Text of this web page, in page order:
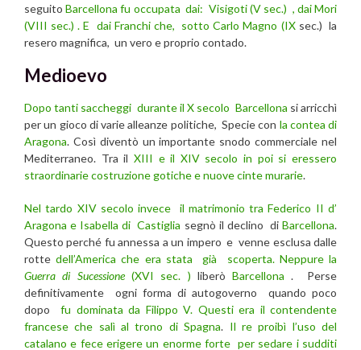
seguitoBarcellona fu occupata dai: Visigoti (V sec.) , dai Mori
(VIII sec.) . E dai Franchi che, sotto Carlo Magno (IXsec.) la
resero magnifica, un vero e proprio contado.
Medioevo
Dopo tanti saccheggi durante il X secolo Barcellona si arricchì
per un gioco di varie alleanze politiche, Specie con la contea di
Aragona. Così diventò un importante snodo commerciale nel
Mediterraneo. Tra il XIII e il XIV secolo in poi si eressero
straordinarie costruzione gotiche e nuove cinte murarie.
Nel tardo XIV secolo invece il matrimonio tra Federico II d’
Aragona e Isabella di Castiglia segnò il declino diBarcellona.
Questo perché fu annessa a un impero e venne esclusa dalle
rottedell’America che era stata già scoperta. Neppure la
Guerra di Sucessione (XVI sec. ) liberòBarcellona . Perse
definitivamente ogni forma di autogoverno quando poco
dopo fu dominata da Filippo V. Questi era il contendente
francese che salì al trono di Spagna. Il re proibì l’uso del
catalano e fece erigere un enorme forte per sedare i sudditi